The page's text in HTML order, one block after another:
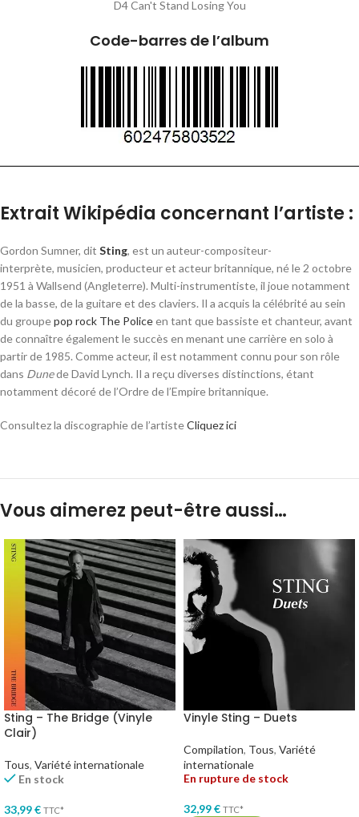
D4 Can't Stand Losing You
Code-barres de l’album
Extrait Wikipédia concernant l’artiste :
Gordon Sumner, dit Sting, est un auteur-compositeur-
interprète, musicien, producteur et acteur britannique, né le 2 octobre
1951 à Wallsend (Angleterre). Multi-instrumentiste, il joue notamment
de la basse, de la guitare et des claviers. Il a acquis la célébrité au sein
du groupepop rock The Policeen tant que bassiste et chanteur, avant
de connaître également le succès en menant une carrière en solo à
partir de 1985. Comme acteur, il est notamment connu pour son rôle
dans Dunede David Lynch. Il a reçu diverses distinctions, étant
notamment décoré de l’Ordre de l’Empire britannique.
Consultez la discographie de l’artisteCliquez ici
Vous aimerez peut-être aussi…
Sting – The Bridge (Vinyle
Clair)
Tous, Variété internationale
En stock
33,99€ TTC*
Vinyle Sting – Duets
Compilation, Tous, Variété
internationale
En rupture de stock
32,99€ TTC*